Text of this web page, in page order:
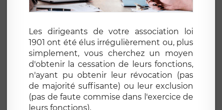
Les dirigeants de votre association loi
1901 ont été élus irrégulièrement ou, plus
simplement, vous cherchez un moyen
d'obtenir la cessation de leurs fonctions,
n'ayant pu obtenir leur révocation (pas
de majorité suffisante) ou leur exclusion
(pas de faute commise dans l'exercice de
leurs fonctions).